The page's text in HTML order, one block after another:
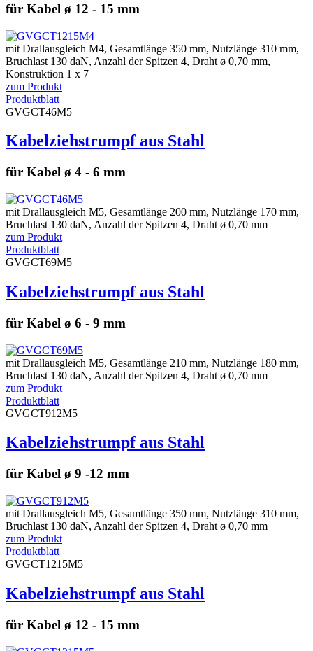
für Kabel ø 12 - 15 mm
mit Drallausgleich M4, Gesamtlänge 350 mm, Nutzlänge 310 mm,
Bruchlast 130 daN, Anzahl der Spitzen 4, Draht ø 0,70 mm,
Konstruktion 1 x 7
zum Produkt
Produktblatt
GVGCT46M5
Kabelziehstrumpf aus Stahl
für Kabel ø 4 - 6 mm
mit Drallausgleich M5, Gesamtlänge 200 mm, Nutzlänge 170 mm,
Bruchlast 130 daN, Anzahl der Spitzen 4, Draht ø 0,70 mm
zum Produkt
Produktblatt
GVGCT69M5
Kabelziehstrumpf aus Stahl
für Kabel ø 6 - 9 mm
mit Drallausgleich M5, Gesamtlänge 210 mm, Nutzlänge 180 mm,
Bruchlast 130 daN, Anzahl der Spitzen 4, Draht ø 0,70 mm
zum Produkt
Produktblatt
GVGCT912M5
Kabelziehstrumpf aus Stahl
für Kabel ø 9 -12 mm
mit Drallausgleich M5, Gesamtlänge 350 mm, Nutzlänge 310 mm,
Bruchlast 130 daN, Anzahl der Spitzen 4, Draht ø 0,70 mm
zum Produkt
Produktblatt
GVGCT1215M5
Kabelziehstrumpf aus Stahl
für Kabel ø 12 - 15 mm